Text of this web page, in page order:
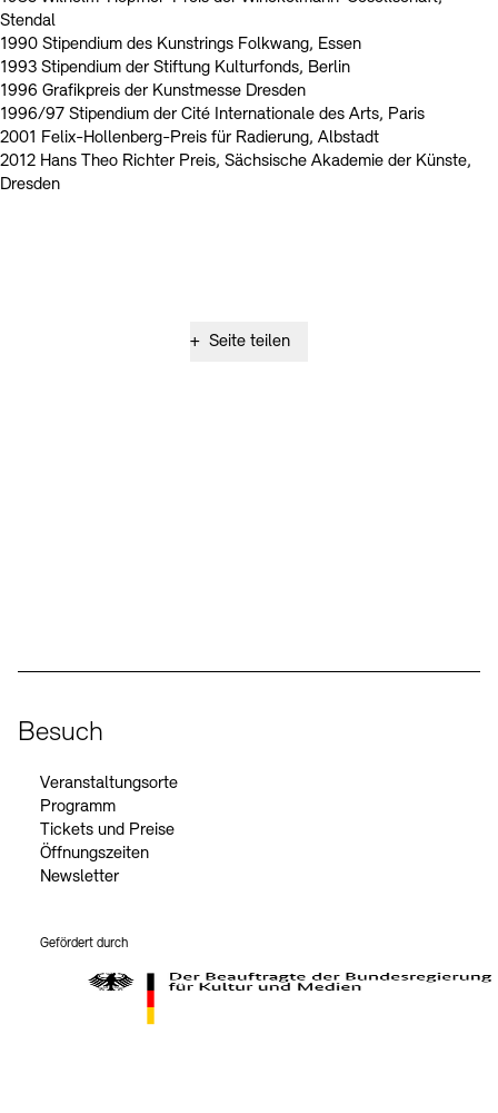
Stendal
1990 Stipendium des Kunstrings Folkwang, Essen
1993 Stipendium der Stiftung Kulturfonds, Berlin
1996 Grafikpreis der Kunstmesse Dresden
1996/97 Stipendium der Cité Internationale des Arts, Paris
2001 Felix-Hollenberg-Preis für Radierung, Albstadt
2012 Hans Theo Richter Preis, Sächsische Akademie der Künste,
Dresden
+ Seite teilen
Besuch
Veranstaltungsorte
Programm
Tickets und Preise
Öffnungszeiten
Newsletter
Gefördert durch